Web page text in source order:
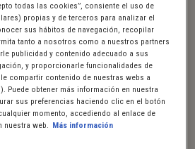
ya que su bajo contenido en agua
fácilmente. Sin embargo, los aromas
si el café se expone al aire, la
todas las cookies”, consiente el uso de
propias y de terceros para analizar el
sus hábitos de navegación, recopilar
tanto a nosotros como a nuestros partners
publicidad y contenido adecuado a sus
y proporcionarle funcionalidades de
compartir contenido de nuestras webs a
Puede obtener más información en nuestra
sus preferencias haciendo clic en el botón
momento, accediendo al enlace de
nuestra web. Más información